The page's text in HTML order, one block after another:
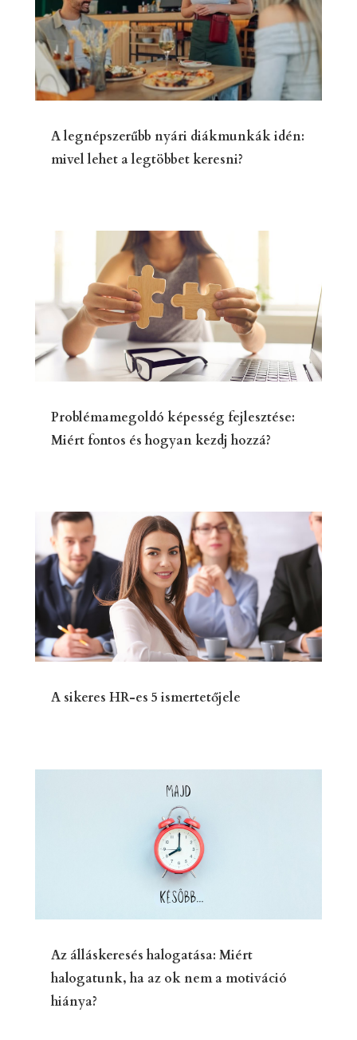
A legnépszerűbb nyári diákmunkák idén:
mivel lehet a legtöbbet keresni?
Problémamegoldó képesség fejlesztése:
Miért fontos és hogyan kezdj hozzá?
A sikeres HR-es 5 ismertetőjele
Az álláskeresés halogatása: Miért
halogatunk, ha az ok nem a motiváció
hiánya?